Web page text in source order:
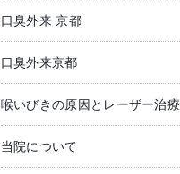
口臭外来 京都
口臭外来京都
喉いびきの原因とレーザー治療
当院について